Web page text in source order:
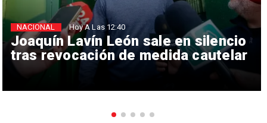
Joaquín Lavín León sale en silencio
tras revocación de medida cautelar
NACIONAL Hoy A Las 12:40